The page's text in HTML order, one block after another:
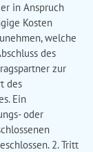
in Anspruch
Kosten
welche
des
zur
des
Ein
oder
2. Tritt